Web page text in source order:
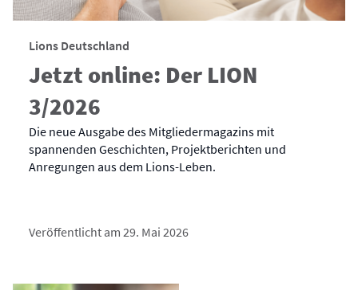
Lions Deutschland
Jetzt online: Der LION
3/2026
Die neue Ausgabe des Mitgliedermagazins mit
spannenden Geschichten, Projektberichten und
Anregungen aus dem Lions-Leben.
Veröffentlicht am 29. Mai 2026